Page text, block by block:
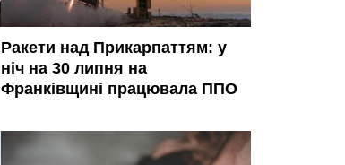
Ракети над Прикарпаттям: у
ніч на 30 липня на
Франківщині працювала ППО